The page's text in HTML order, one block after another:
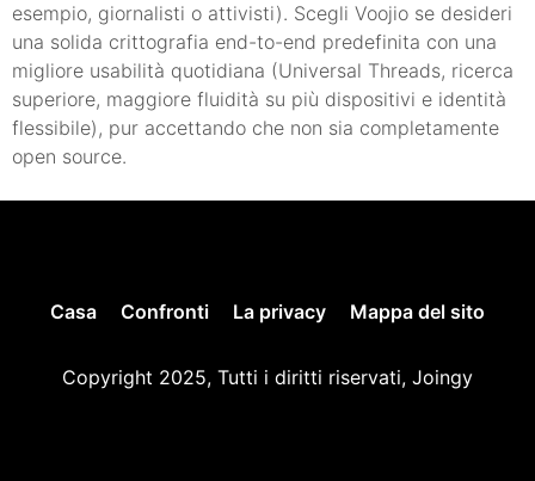
esempio, giornalisti o attivisti). Scegli Voojio se desideri
una solida crittografia end-to-end predefinita con una
migliore usabilità quotidiana (Universal Threads, ricerca
superiore, maggiore fluidità su più dispositivi e identità
flessibile), pur accettando che non sia completamente
open source.
Casa Confronti La privacy Mappa del sito
Copyright 2025, Tutti i diritti riservati, Joingy